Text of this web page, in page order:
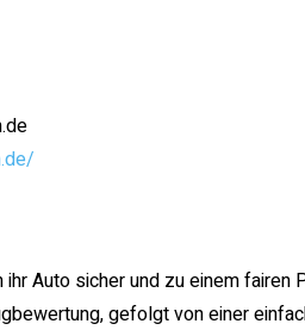
Auto sicher und zu einem
gefolgt von einer